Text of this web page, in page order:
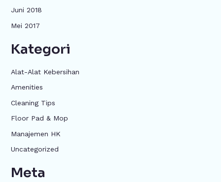
Juni 2018
Mei 2017
Kategori
Alat-Alat Kebersihan
Amenities
Cleaning Tips
Floor Pad & Mop
Manajemen HK
Uncategorized
Meta